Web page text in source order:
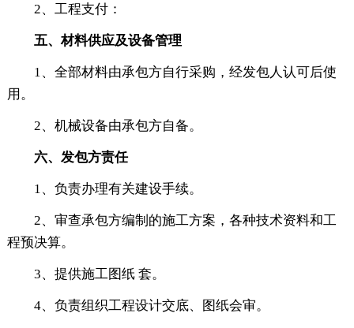
2、工程支付：
五、材料供应及设备管理
1、全部材料由承包方自行采购，经发包人认可后使
用。
2、机械设备由承包方自备。
六、发包方责任
1、负责办理有关建设手续。
2、审查承包方编制的施工方案，各种技术资料和工
程预决算。
3、提供施工图纸 套。
4、负责组织工程设计交底、图纸会审。